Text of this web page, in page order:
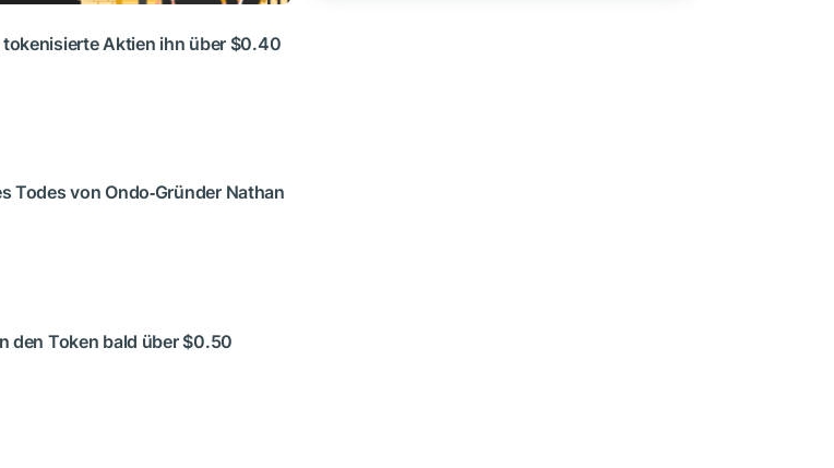
tokenisierte Aktien ihn über $0.40
Todes von Ondo‑Gründer Nathan
den Token bald über $0.50